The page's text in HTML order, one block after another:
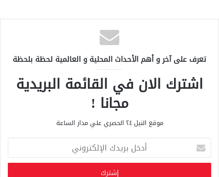
تعرف على آخر و أهم الأحداث المحلية و العالمية لحظة بلحظة
اشترك الان في القائمة البريدية
مجانا !
موقع النيل ٢٤ الحصري علي مدار الساعة
خ